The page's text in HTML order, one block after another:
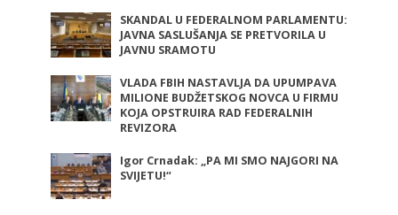
SKANDAL U FEDERALNOM PARLAMENTU:
JAVNA SASLUŠANJA SE PRETVORILA U
JAVNU SRAMOTU
VLADA FBIH NASTAVLJA DA UPUMPAVA
MILIONE BUDŽETSKOG NOVCA U FIRMU
KOJA OPSTRUIRA RAD FEDERALNIH
REVIZORA
Igor Crnadak: „PA MI SMO NAJGORI NA
SVIJETU!“